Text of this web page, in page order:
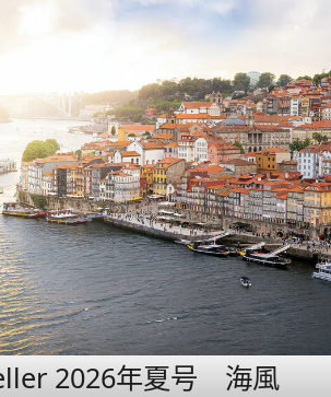
2026年夏号 海風